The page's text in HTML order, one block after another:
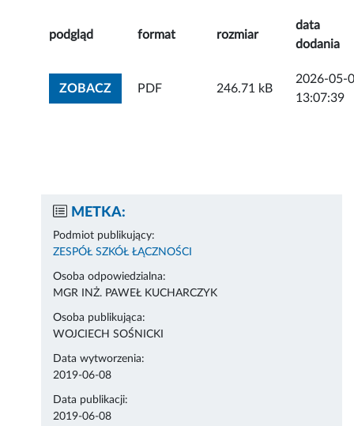
podgląd format rozmiar
data
dodania
ZOBACZZOBACZ ZAŁĄCZNIK
PDF 246.71 kB
2026-05-
13:07:39
METKA:
Podmiot publikujący:
ZESPÓŁ SZKÓŁ ŁĄCZNOŚCI
Osoba odpowiedzialna:
MGR INŻ. PAWEŁ KUCHARCZYK
Osoba publikująca:
WOJCIECH SOŚNICKI
Data wytworzenia:
2019-06-08
Data publikacji:
2019-06-08